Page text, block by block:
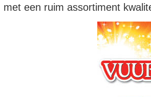
met een ruim assortiment